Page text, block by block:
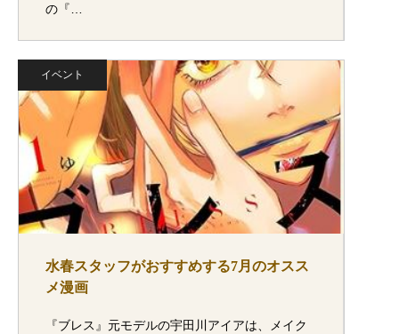
の『…
イベント
水春スタッフがおすすめする7月のオスス
メ漫画
『ブレス』元モデルの宇田川アイアは、メイク